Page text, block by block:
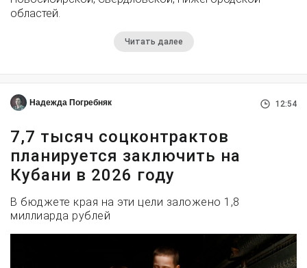
областей.
Читать далее
Надежда Погребняк 12:54
7,7 тысяч соцконтрактов
планируется заключить на
Кубани в 2026 году
В бюджете края на эти цели заложено 1,8
миллиарда рублей